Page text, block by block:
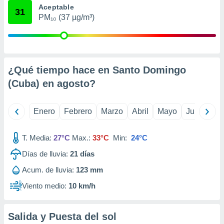
su
u
datos
en
de
un
o acceder
31 Aceptable
PM₁₀ (37 µg/m³)
¿Qué tiempo hace en Santo Domingo
(Cuba) en agosto?
Enero Febrero Marzo Abril Mayo Junio
T. Media: 27°C Max.: 33°C Min: 24°C
Días de lluvia: 21 días
Acum. de lluvia: 123 mm
Viento medio: 10 km/h
Salida y Puesta del sol